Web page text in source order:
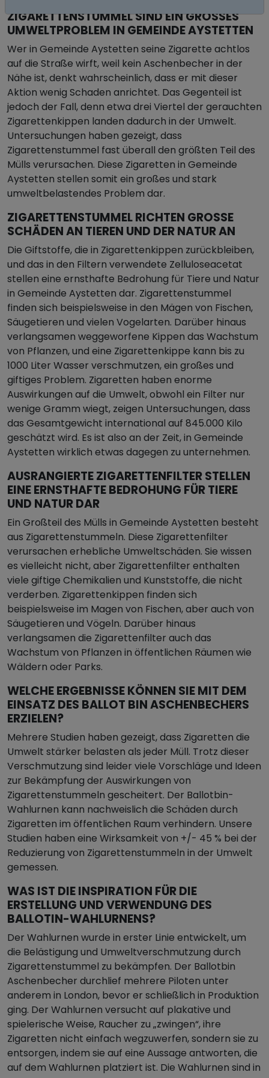
ZIGARETTENSTUMMEL SIND EIN GROSSES U
MWELTPROBLEM IN GEMEINDE AYSTETTEN
Wer in Gemeinde Aystetten seine Zigarette achtlos
auf die Straße wirft, weil kein Aschenbecher in der
Nähe ist, denkt wahrscheinlich, dass er mit dieser
Aktion wenig Schaden anrichtet. Das Gegenteil ist
jedoch der Fall, denn etwa drei Viertel der gerauchten
Zigarettenkippen landen dadurch in der Umwelt.
Untersuchungen haben gezeigt, dass
Zigarettenstummel fast überall den größten Teil des
Mülls verursachen. Diese Zigaretten in Gemeinde
Aystetten stellen somit ein großes und stark
umweltbelastendes Problem dar.
ZIGARETTENSTUMMEL RICHTEN GROSSE S
CHÄDEN AN TIEREN UND DER NATUR AN
Die Giftstoffe, die in Zigarettenkippen zurückbleiben,
und das in den Filtern verwendete Zelluloseacetat
stellen eine ernsthafte Bedrohung für Tiere und Natur
in Gemeinde Aystetten dar. Zigarettenstummel
finden sich beispielsweise in den Mägen von Fischen,
Säugetieren und vielen Vogelarten. Darüber hinaus
verlangsamen weggeworfene Kippen das Wachstum
von Pflanzen, und eine Zigarettenkippe kann bis zu
1000 Liter Wasser verschmutzen, ein großes und
giftiges Problem. Zigaretten haben enorme
Auswirkungen auf die Umwelt, obwohl ein Filter nur
wenige Gramm wiegt, zeigen Untersuchungen, dass
das Gesamtgewicht international auf 845.000 Kilo
geschätzt wird. Es ist also an der Zeit, in Gemeinde
Aystetten wirklich etwas dagegen zu unternehmen.
AUSRANGIERTE ZIGARETTENFILTER STELLEN
EINE ERNSTHAFTE BEDROHUNG FÜR TIERE
UND NATUR DAR
Ein Großteil des Mülls in Gemeinde Aystetten besteht
aus Zigarettenstummeln. Diese Zigarettenfilter
verursachen erhebliche Umweltschäden. Sie wissen
es vielleicht nicht, aber Zigarettenfilter enthalten
viele giftige Chemikalien und Kunststoffe, die nicht
verderben. Zigarettenkippen finden sich
beispielsweise im Magen von Fischen, aber auch von
Säugetieren und Vögeln. Darüber hinaus
verlangsamen die Zigarettenfilter auch das
Wachstum von Pflanzen in öffentlichen Räumen wie
Wäldern oder Parks.
WELCHE ERGEBNISSE KÖNNEN SIE MIT DEM
EINSATZ DES BALLOT BIN ASCHENBECHERS
ERZIELEN?
Mehrere Studien haben gezeigt, dass Zigaretten die
Umwelt stärker belasten als jeder Müll. Trotz dieser
Verschmutzung sind leider viele Vorschläge und Ideen
zur Bekämpfung der Auswirkungen von
Zigarettenstummeln gescheitert. Der Ballotbin-
Wahlurnen kann nachweislich die Schäden durch
Zigaretten im öffentlichen Raum verhindern. Unsere
Studien haben eine Wirksamkeit von +/- 45 % bei der
Reduzierung von Zigarettenstummeln in der Umwelt
gemessen.
WAS IST DIE INSPIRATION FÜR DIE
ERSTELLUNG UND VERWENDUNG DES
BALLOTIN-WAHLURNENS?
Der Wahlurnen wurde in erster Linie entwickelt, um
die Belästigung und Umweltverschmutzung durch
Zigarettenstummel zu bekämpfen. Der Ballotbin
Aschenbecher durchlief mehrere Piloten unter
anderem in London, bevor er schließlich in Produktion
ging. Der Wahlurnen versucht auf plakative und
spielerische Weise, Raucher zu „zwingen“, ihre
Zigaretten nicht einfach wegzuwerfen, sondern sie zu
entsorgen, indem sie auf eine Aussage antworten, die
auf dem Wahlurnen platziert ist. Die Wahlurnen sind in